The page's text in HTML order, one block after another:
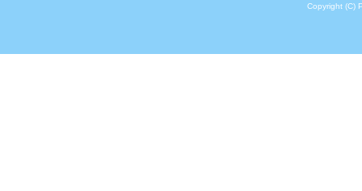
Copyright (C)